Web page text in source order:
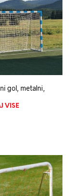
gol, metalni,
VIŠE